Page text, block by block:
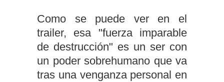
Como se puede ver en el
trailer, esa "fuerza imparable
de destrucción" es un ser con
un poder sobrehumano que va
tras una venganza personal en